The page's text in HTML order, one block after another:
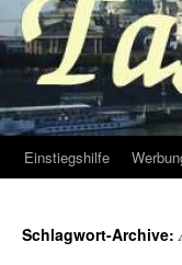
Zum
springen
Einstiegshilfe
Schlagwort-Archive: